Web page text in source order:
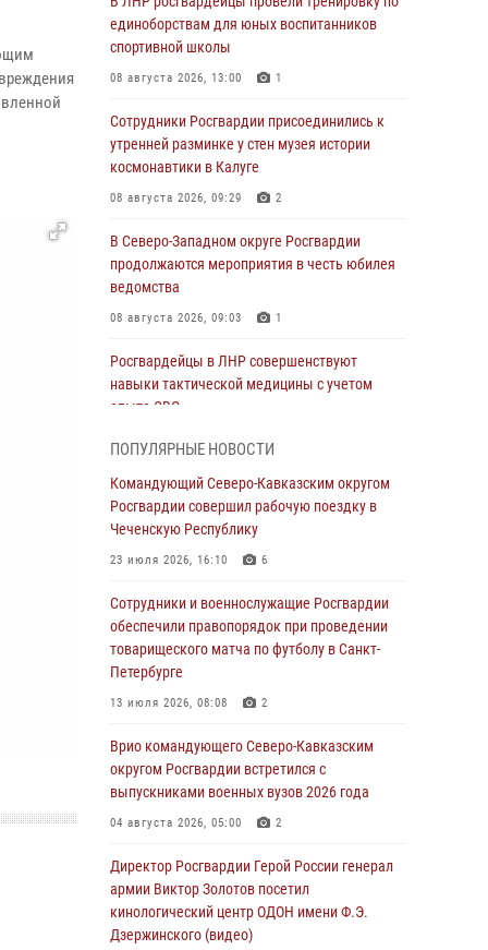
единоборствам для юных воспитанников
спортивной школы
08 августа 2026, 13:00 1
Сотрудники Росгвардии присоединились к
утренней разминке у стен музея истории
космонавтики в Калуге
08 августа 2026, 09:29 2
В Северо-Западном округе Росгвардии
продолжаются мероприятия в честь юбилея
ведомства
08 августа 2026, 09:03 1
Росгвардейцы в ЛНР совершенствуют
навыки тактической медицины с учетом
опыта СВО
Военнослужащие Софринской бригады
Росгвардии встретились с участником
патриотического проекта «Дорогой
Ломоносова — дорогой к Победе в СВО»
08 августа 2026, 07:00 2 1
Росгвардейцы обеспечили безопасность
«Поезда Победы» в Кузбассе
08 августа 2026, 07:00
В Кабардино-Балкарии сотрудники
Росгвардии провели турнир по настольному
теннису ко Дню физкультурника
08 августа 2026, 07:00
ОМОН «Ойрат» Управления Росгвардии по
Республике Калмыкия исполнилось 20 лет
08 августа 2026, 07:00
ПОПУЛЯРНЫЕ НОВОСТИ
Командующий Северо-Кавказским округом
Росгвардии совершил рабочую поездку в
Чеченскую Республику
23 июля 2026, 16:10 6
Сотрудники и военнослужащие Росгвардии
обеспечили правопорядок при проведении
товарищеского матча по футболу в Санкт-
Петербурге
13 июля 2026, 08:08 2
Врио командующего Северо-Кавказским
округом Росгвардии встретился с
выпускниками военных вузов 2026 года
04 августа 2026, 05:00 2
Директор Росгвардии Герой России генерал
армии Виктор Золотов посетил
кинологический центр ОДОН имени Ф.Э.
Дзержинского (видео)